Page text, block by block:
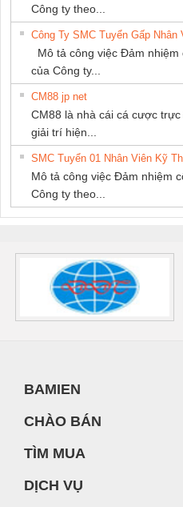
Công ty theo...
Công Ty SMC Tuyển Gấp Nhân
Mô tả công việc Đảm
của Công ty...
CM88 jp net
CM88 là nhà cái cá cược
giải trí hiện...
SMC Tuyển 01 Nhân Viên Kỹ
Mô tả công việc Đảm nhiệm
Công ty theo...
BAMIEN
CHÀO BÁN
TÌM MUA
DỊCH VỤ